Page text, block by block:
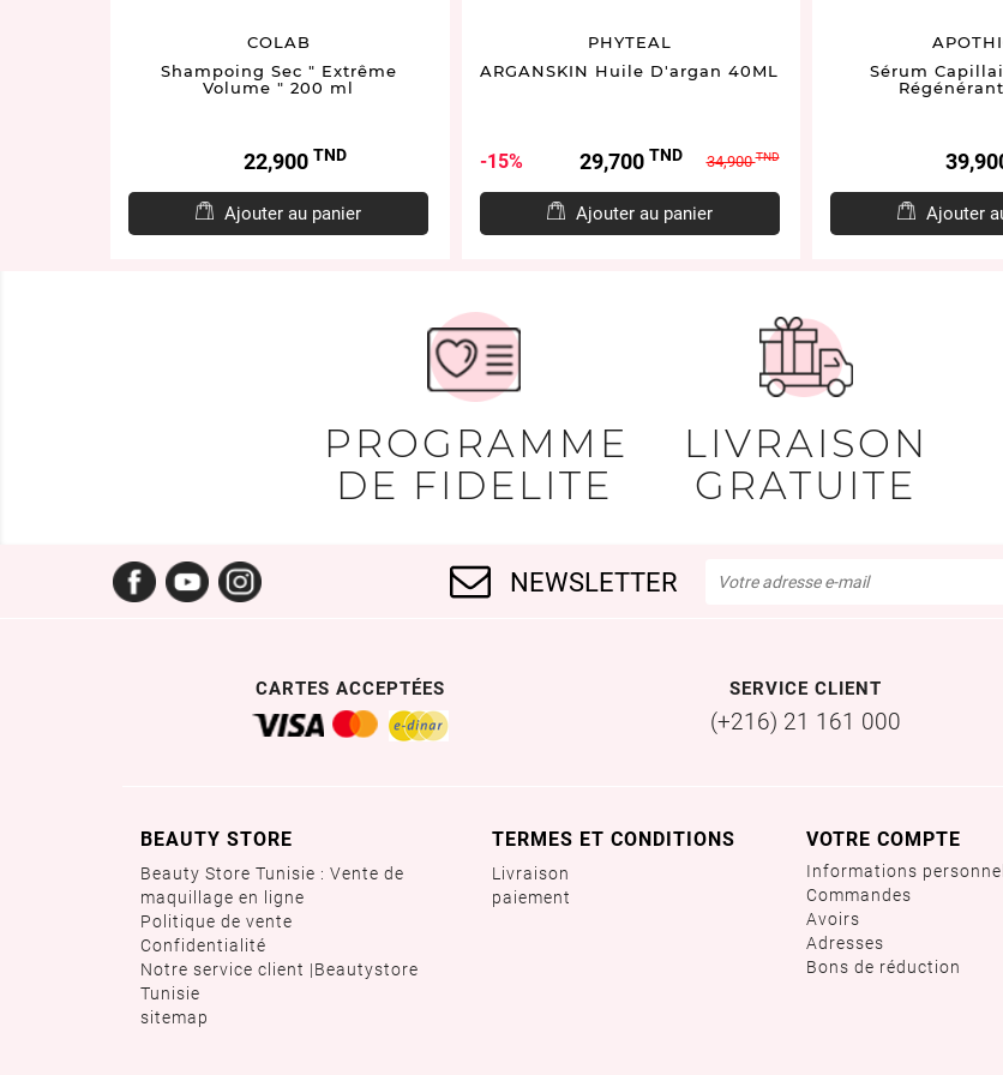
COLAB
Shampoing Sec " Extrême
Volume " 200 ml
Prix22,900 TND
Ajouter au panier
PHYTEAL
ARGANSKIN Huile D'argan 40ML
15% Prix29,700 TNDPrix
base
34,900TND
Ajouter au panier
Sérum
Prix
Ajouter
PROGRAMME
DE FIDELITE
LIVRAISON
GRATUITE
NEWSLETTER
FacebookYouTube
CARTES ACCEPTÉES SERVICE CLIENT
(+216) 21 161 000
BEAUTY STORE
Beauty Store Tunisie : Vente de
maquillage en ligne
Politique de vente
Confidentialité
Notre service client |Beautystore
Tunisie
sitemap
TERMES ET CONDITIONS
Livraison
paiement
VOTRE COMPTE
Informations
Commandes
Avoirs
Adresses
Bons de réduction